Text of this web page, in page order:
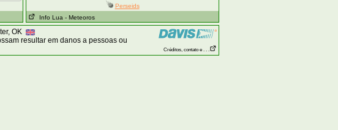
Perseids
Info Lua - Meteoros
OK
resultar em danos a pessoas ou
Créditos, contato e . . .